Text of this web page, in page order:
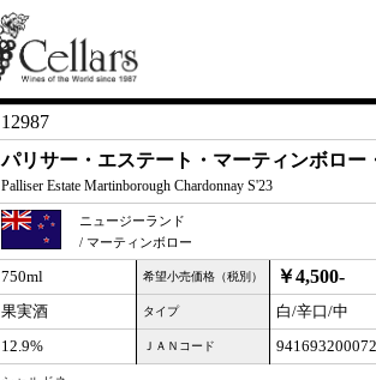
12987
パリサー・エステート・マーティンボロー
Palliser Estate Martinborough Chardonnay S'23
ニュージーランド
/ マーティンボロー
750ml 希望小売価格（税別） ￥4,500-
果実酒 タイプ 白/辛口/中
12.9% ＪＡＮコード